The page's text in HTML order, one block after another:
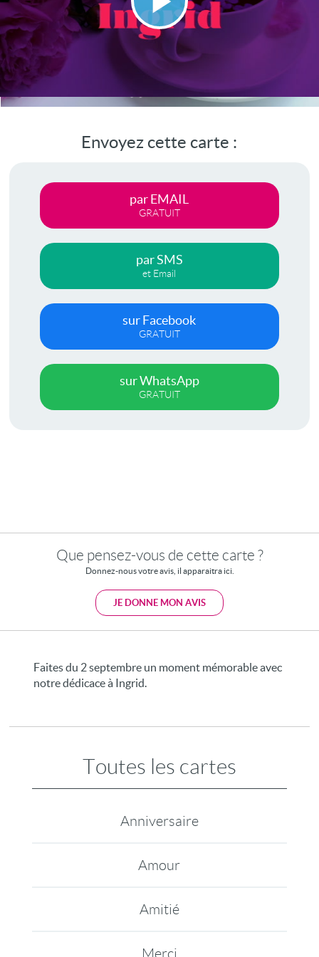
Lire
la
vidéo
Envoyez cette carte :
par EMAIL
GRATUIT
par SMS
et Email
sur Facebook
GRATUIT
sur WhatsApp
GRATUIT
Que pensez-vous de cette carte ?
Donnez-nous votre avis, il apparaitra ici.
JE DONNE MON AVIS
Faites du 2 septembre un moment mémorable avec
notre dédicace à Ingrid.
Toutes les cartes
Anniversaire
Amour
Amitié
Merci